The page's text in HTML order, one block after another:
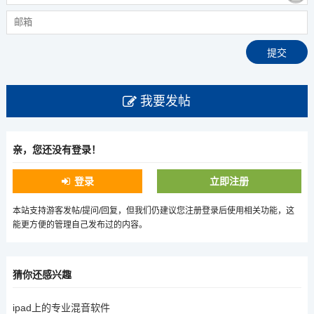
我要发帖
亲，您还没有登录！
登录 立即注册
本站支持游客发帖/提问/回复，但我们仍建议您注册登录后使用相关功能，这
能更方便的管理自己发布过的内容。
猜你还感兴趣
ipad上的专业混音软件